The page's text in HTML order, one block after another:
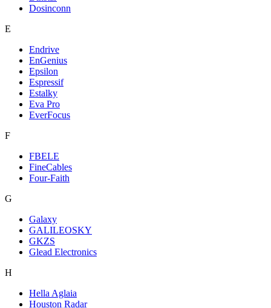
Dosinconn
E
Endrive
EnGenius
Epsilon
Espressif
Estalky
Eva Pro
EverFocus
F
FBELE
FineCables
Four-Faith
G
Galaxy
GALILEOSKY
GKZS
Glead Electronics
H
Hella Aglaia
Houston Radar